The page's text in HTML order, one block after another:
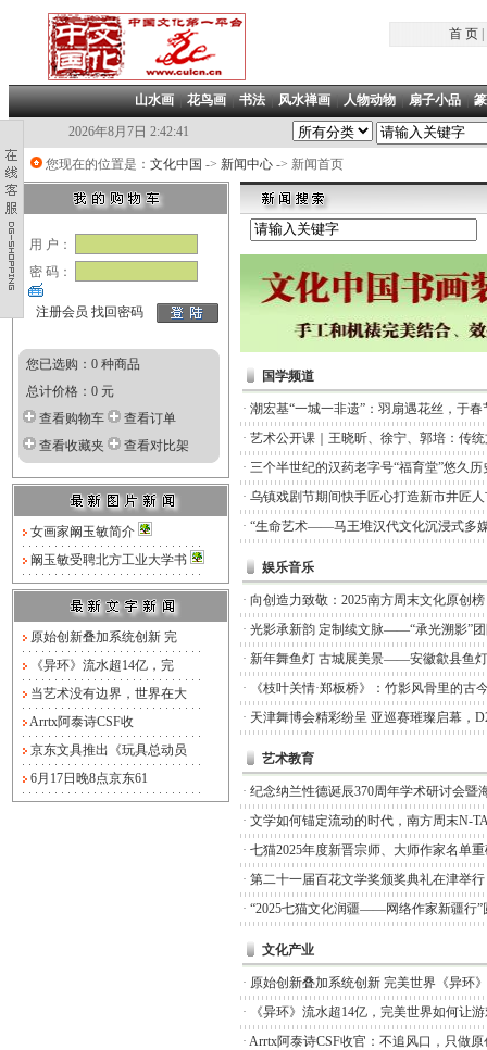
首 页|
山水画|花鸟画|书法|风水禅画|人物动物|扇子小品|
2026年8月7日 2:42:41
您现在的位置是： 文化中国 -> 新闻中心 -> 新闻首页
用 户：
密 码：
注册会员 找回密码
您已选购：0 种商品
总计价格：0 元
查看购物车
查看订单
查看收藏夹
查看对比架
女画家阚玉敏简介
阚玉敏受聘北方工业大学书
原始创新叠加系统创新 完
《异环》流水超14亿，完
当艺术没有边界，世界在大
Arrtx阿泰诗CSF收
京东文具推出《玩具总动员
6月17日晚8点京东61
国学频道
· 潮宏基“一城一非遗”：羽扇遇花丝，于
· 艺术公开课｜王晓昕、徐宁、郭培：传
· 三个半世纪的汉药老字号“福育堂”悠久历
· 乌镇戏剧节期间快手匠心打造新市井匠
· “生命艺术——马王堆汉代文化沉浸式多
娱乐音乐
· 向创造力致敬：2025南方周末文化原创
· 光影承新韵 定制续文脉——“承光溯影”
· 新年舞鱼灯 古城展美景——安徽歙县鱼
·
《枝叶关情·郑板桥》：竹影风骨里的古
· 天津舞博会精彩纷呈 亚巡赛璀璨启幕，
艺术教育
· 纪念纳兰性德诞辰370周年学术研讨会暨
· 文学如何锚定流动的时代，南方周末N-
· 七猫2025年度新晋宗师、大师作家名单
· 第二十一届百花文学奖颁奖典礼在津举行
· “2025七猫文化润疆——网络作家新疆行”
文化产业
· 原始创新叠加系统创新 完美世界《异环
·
《异环》流水超14亿，完美世界如何让游
· Arrtx阿泰诗CSF收官：不追风口，只做原